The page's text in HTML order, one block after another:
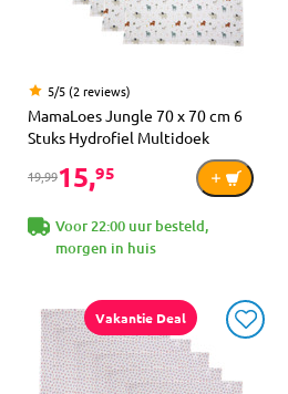
5/5 (2 reviews)
MamaLoes Jungle 70 x 70 cm 6
Stuks Hydrofiel Multidoek
19,9915,95
Voor 22:00 uur besteld,
morgen in huis
Vakantie Deal